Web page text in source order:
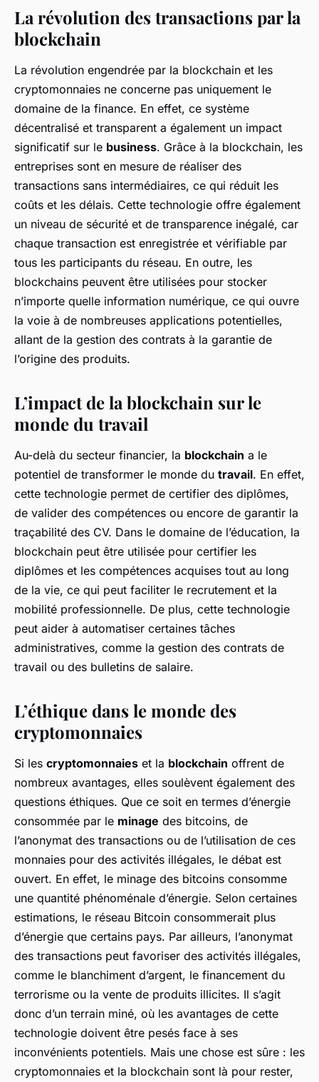
La révolution des transactions par la
blockchain
La révolution engendrée par la blockchain et les
cryptomonnaies ne concerne pas uniquement le
domaine de la finance. En effet, ce système
décentralisé et transparent a également un impact
significatif sur le business. Grâce à la blockchain, les
entreprises sont en mesure de réaliser des
transactions sans intermédiaires, ce qui réduit les
coûts et les délais. Cette technologie offre également
un niveau de sécurité et de transparence inégalé, car
chaque transaction est enregistrée et vérifiable par
tous les participants du réseau. En outre, les
blockchains peuvent être utilisées pour stocker
n’importe quelle information numérique, ce qui ouvre
la voie à de nombreuses applications potentielles,
allant de la gestion des contrats à la garantie de
l’origine des produits.
L’impact de la blockchain sur le
monde du travail
Au-delà du secteur financier, la blockchain a le
potentiel de transformer le monde du travail. En effet,
cette technologie permet de certifier des diplômes,
de valider des compétences ou encore de garantir la
traçabilité des CV. Dans le domaine de l’éducation, la
blockchain peut être utilisée pour certifier les
diplômes et les compétences acquises tout au long
de la vie, ce qui peut faciliter le recrutement et la
mobilité professionnelle. De plus, cette technologie
peut aider à automatiser certaines tâches
administratives, comme la gestion des contrats de
travail ou des bulletins de salaire.
L’éthique dans le monde des
cryptomonnaies
Si les cryptomonnaies et la blockchain offrent de
nombreux avantages, elles soulèvent également des
questions éthiques. Que ce soit en termes d’énergie
consommée par le minage des bitcoins, de
l’anonymat des transactions ou de l’utilisation de ces
monnaies pour des activités illégales, le débat est
ouvert. En effet, le minage des bitcoins consomme
une quantité phénoménale d’énergie. Selon certaines
estimations, le réseau Bitcoin consommerait plus
d’énergie que certains pays. Par ailleurs, l’anonymat
des transactions peut favoriser des activités illégales,
comme le blanchiment d’argent, le financement du
terrorisme ou la vente de produits illicites. Il s’agit
donc d’un terrain miné, où les avantages de cette
technologie doivent être pesés face à ses
inconvénients potentiels. Mais une chose est sûre : les
cryptomonnaies et la blockchain sont là pour rester,